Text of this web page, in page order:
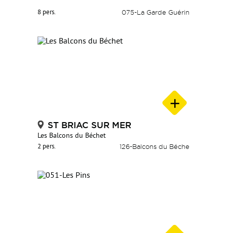
8 pers. 075-La Garde Guérin
ST BRIAC SUR MER
Les Balcons du Béchet
2 pers. 126-Balcons du Béche